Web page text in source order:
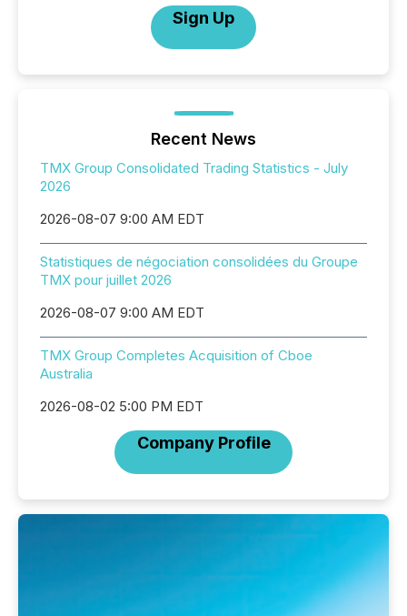
Sign Up
Recent News
TMX Group Consolidated Trading Statistics - July
2026
2026-08-07 9:00 AM EDT
Statistiques de négociation consolidées du Groupe
TMX pour juillet 2026
2026-08-07 9:00 AM EDT
TMX Group Completes Acquisition of Cboe
Australia
2026-08-02 5:00 PM EDT
Company Profile